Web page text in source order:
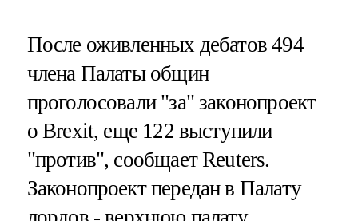
После оживленных дебатов 494
члена Палаты общин
проголосовали "за" законопроект
о Brexit, еще 122 выступили
"против", сообщает Reuters.
Законопроект передан в Палату